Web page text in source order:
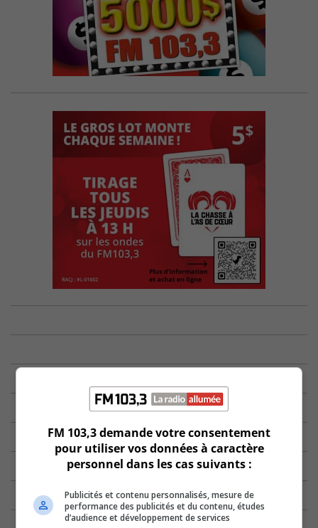
FM 103,3 demande votre consentement
pour utiliser vos données à caractère
personnel dans les cas suivants :
Publicités et contenu personnalisés, mesure de
performance des publicités et du contenu, études
d’audience et développement de services